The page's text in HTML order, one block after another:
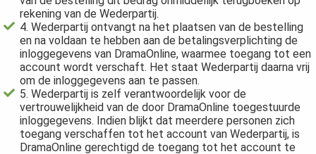
rekening van de Wederpartij.
4. Wederpartij ontvangt na het plaatsen van de bestelling
en na voldaan te hebben aan de betalingsverplichting de
inloggegevens van DramaOnline, waarmee toegang tot een
account wordt verschaft. Het staat Wederpartij daarna vrij
om de inloggegevens aan te passen.
5. Wederpartij is zelf verantwoordelijk voor de
vertrouwelijkheid van de door DramaOnline toegestuurde
inloggegevens. Indien blijkt dat meerdere personen zich
toegang verschaffen tot het account van Wederpartij, is
DramaOnline gerechtigd de toegang tot het account te